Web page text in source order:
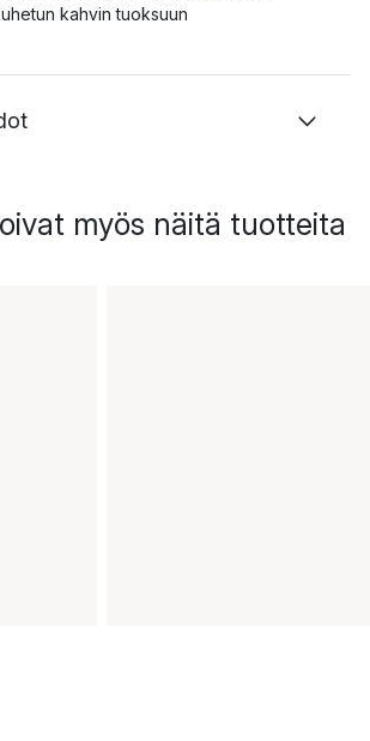
kahvin tuoksuun
myös näitä tuotteita